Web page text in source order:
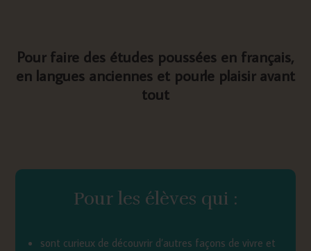
Pour faire des études poussées en français,
en langues anciennes et pourle plaisir avant
tout
Pour les élèves qui :
sont curieux de découvrir d’autres façons de vivre et